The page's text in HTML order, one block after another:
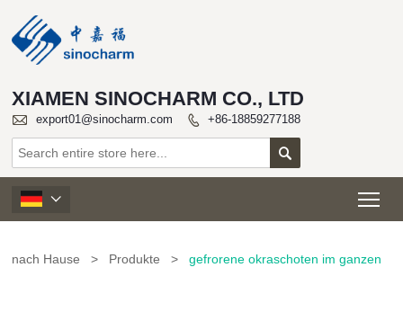
XIAMEN SINOCHARM CO., LTD
 export01@sinocharm.com  +86-18859277188


nach Hause > Produkte > gefrorene okraschoten im ganzen